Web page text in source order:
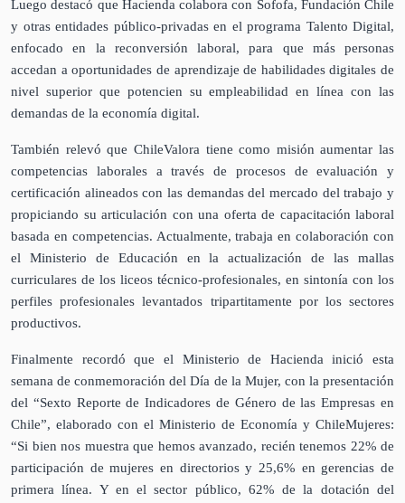
Luego destacó que Hacienda colabora con Sofofa, Fundación Chile
y otras entidades público-privadas en el programa Talento Digital,
enfocado en la
reconversión laboral, para que más personas
accedan a oportunidades de aprendizaje de habilidades digitales de
nivel superior que potencien su empleabilidad en línea con las
demandas de la economía digital.
También relevó que ChileValora tiene como misión aumentar las
competencias laborales a través de procesos de evaluación y
certificación alineados con las demandas del mercado del trabajo y
propiciando su articulación con una oferta de capacitación laboral
basada en competencias. Actualmente, trabaja en colaboración con
el Ministerio de Educación en la actualización de las mallas
curriculares de los liceos técnico-profesionales, en sintonía con los
perfiles profesionales levantados tripartitamente por los sectores
productivos.
Finalmente recordó que el Ministerio de Hacienda inició esta
semana de conmemoración del Día de la Mujer, con la presentación
del “Sexto Reporte de Indicadores de Género de las Empresas en
Chile”, elaborado con el Ministerio de Economía y ChileMujeres:
“Si bien nos muestra que hemos avanzado, recién tenemos 22% de
participación de mujeres en directorios y 25,6% en gerencias de
primera línea. Y en el sector público, 62% de la dotación del